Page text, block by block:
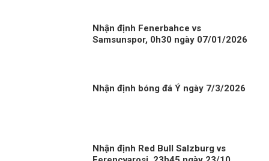
Nhận định Fenerbahce vs
Samsunspor, 0h30 ngày 07/01/2026
Nhận định bóng đá Ý ngày 7/3/2026
Nhận định Red Bull Salzburg vs